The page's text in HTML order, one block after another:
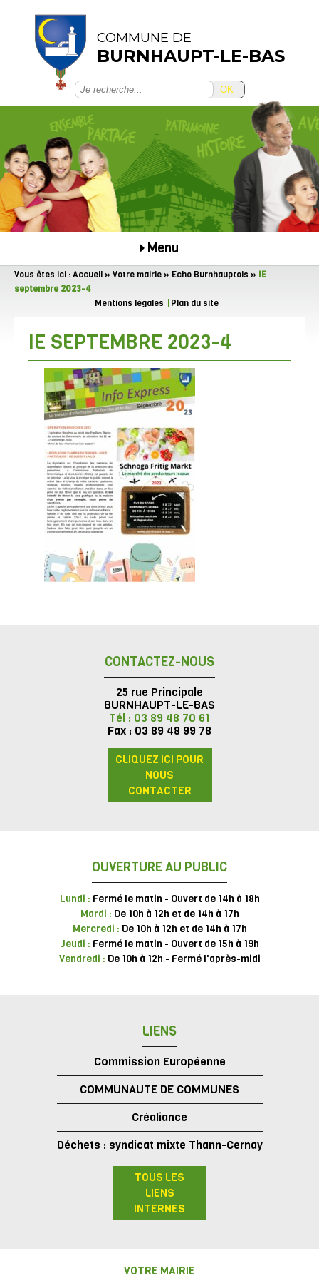
COMMUNE DE
BURNHAUPT-LE-BAS
OK
Menu
Vous êtes ici :Accueil » Votre mairie » Echo Burnhauptois » IE
septembre 2023-4
Mentions légales
Plan du site
IE SEPTEMBRE 2023-4
CONTACTEZ-NOUS
25 rue Principale
BURNHAUPT-LE-BAS
Tél : 03 89 48 70 61
Fax : 03 89 48 99 78
CLIQUEZ ICI POUR
NOUS
CONTACTER
OUVERTURE AU PUBLIC
Lundi : Fermé le matin - Ouvert de 14h à 18h
Mardi : De 10h à 12h et de 14h à 17h
Mercredi : De 10h à 12h et de 14h à 17h
Jeudi : Fermé le matin - Ouvert de 15h à 19h
Vendredi : De 10h à 12h - Fermé l'après-midi
LIENS
Commission Européenne
COMMUNAUTE DE COMMUNES
Créaliance
Déchets : syndicat mixte Thann-Cernay
TOUS LES
LIENS
INTERNES
VOTRE MAIRIE